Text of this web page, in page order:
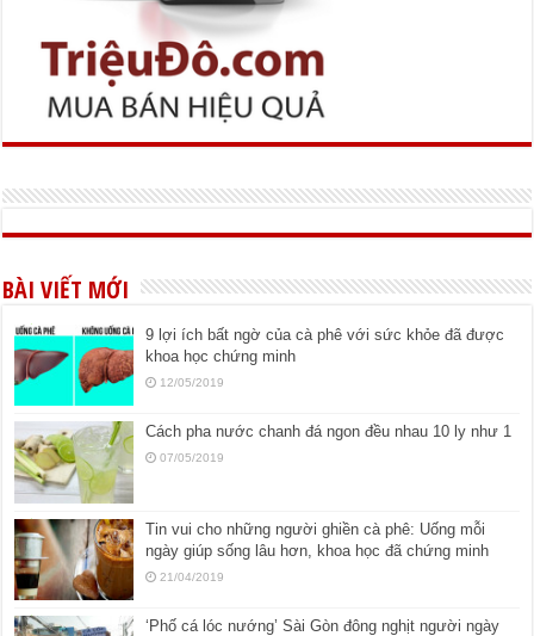
BÀI VIẾT MỚI
9 lợi ích bất ngờ của cà phê với sức khỏe đã được
khoa học chứng minh
12/05/2019
Cách pha nước chanh đá ngon đều nhau 10 ly như 1
07/05/2019
Tin vui cho những người ghiền cà phê: Uống mỗi
ngày giúp sống lâu hơn, khoa học đã chứng minh
21/04/2019
‘Phố cá lóc nướng’ Sài Gòn đông nghịt người ngày